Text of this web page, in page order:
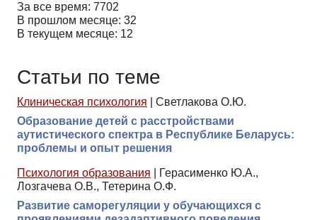
За все время: 7702
В прошлом месяце: 32
В текущем месяце: 12
Статьи по теме
Клиническая психология
Светлакова О.Ю.
Образование детей с расстройствами
аутистического спектра в Республике Беларусь:
проблемы и опыт решения
Психология образования
Герасименко Ю.А.,
Лозгачева О.В., Тетерина О.Ф.
Развитие саморегуляции у обучающихся с